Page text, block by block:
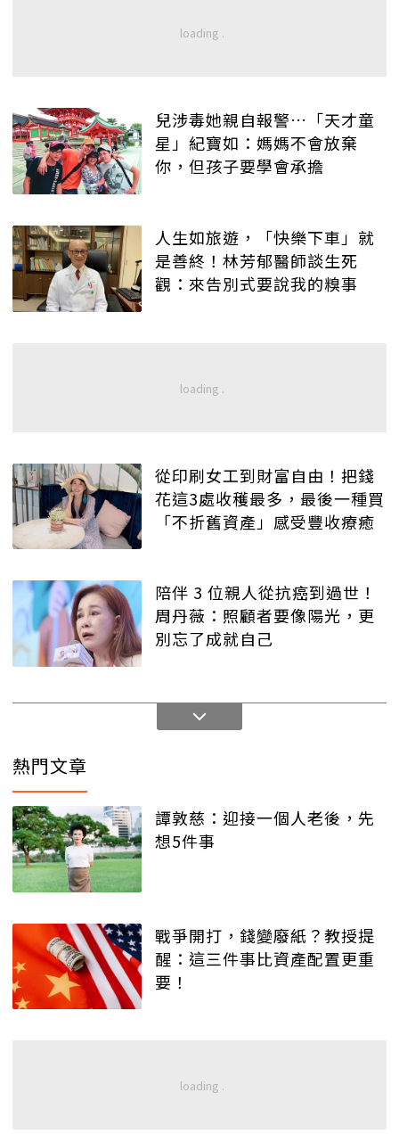
兒涉毒她親自報警…「天才童
星」紀寶如：媽媽不會放棄
你，但孩子要學會承擔
人生如旅遊，「快樂下車」就
是善終！林芳郁醫師談生死
觀：來告別式要說我的糗事
從印刷女工到財富自由！把錢
花這3處收穫最多，最後一種買
「不折舊資產」感受豐收療癒
陪伴 3 位親人從抗癌到過世！
周丹薇：照顧者要像陽光，更
別忘了成就自己
熱門文章
譚敦慈：迎接一個人老後，先
想5件事
戰爭開打，錢變廢紙？教授提
醒：這三件事比資產配置更重
要！